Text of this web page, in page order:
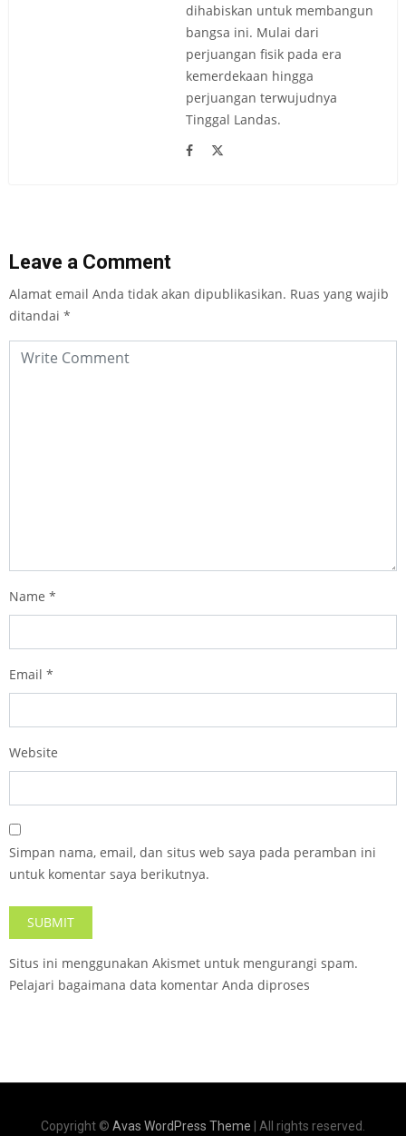
dihabiskan untuk membangun
bangsa ini. Mulai dari
perjuangan fisik pada era
kemerdekaan hingga
perjuangan terwujudnya
Tinggal Landas.
Leave a Comment
Alamat email Anda tidak akan dipublikasikan. Ruas yang wajib
ditandai *
Name *
Email *
Website
Simpan nama, email, dan situs web saya pada peramban ini
untuk komentar saya berikutnya.
Situs ini menggunakan Akismet untuk mengurangi spam.
Pelajari bagaimana data komentar Anda diproses
Copyright © Avas WordPress Theme | All rights reserved.